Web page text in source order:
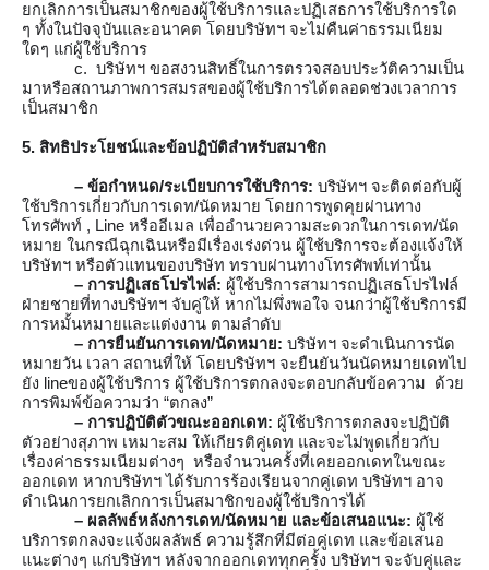
ยกเลิกการเป็นสมาชิกของผู้ใช้บริการและปฏิเสธการใช้บริการใด
ๆ ทั้งในปัจจุบันและอนาคต โดยบริษัทฯ จะไม่คืนค่าธรรมเนียม
ใดๆ แก่ผู้ใช้บริการ
c.  บริษัทฯ ขอสงวนสิทธิ์ในการตรวจสอบประวัติความเป็น
มาหรือสถานภาพการสมรสของผู้ใช้บริการได้ตลอดช่วงเวลาการ
เป็นสมาชิก
5. สิทธิประโยชน์และข้อปฏิบัติสำหรับสมาชิก
– ข้อกำหนด/ระเบียบการใช้บริการ: บริษัทฯ จะติดต่อกับผู้
ใช้บริการเกี่ยวกับการเดท/นัดหมาย โดยการพูดคุยผ่านทาง
โทรศัพท์ , Line หรืออีเมล เพื่ออำนวยความสะดวกในการเดท/นัด
หมาย ในกรณีฉุกเฉินหรือมีเรื่องเร่งด่วน ผู้ใช้บริการจะต้องแจ้งให้
บริษัทฯ หรือตัวแทนของบริษัท ทราบผ่านทางโทรศัพท์เท่านั้น
– การปฏิเสธโปรไฟล์: ผู้ใช้บริการสามารถปฏิเสธโปรไฟล์
ฝ่ายชายที่ทางบริษัทฯ จับคู่ให้ หากไม่พึ่งพอใจ จนกว่าผู้ใช้บริการมี
การหมั้นหมายและแต่งงาน ตามลำดับ
– การยืนยันการเดท/นัดหมาย: บริษัทฯ จะดำเนินการนัด
หมายวัน เวลา สถานที่ให้ โดยบริษัทฯ จะยืนยันวันนัดหมายเดทไป
ยัง lineของผู้ใช้บริการ ผู้ใช้บริการตกลงจะตอบกลับข้อความ  ด้วย
การพิมพ์ข้อความว่า “ตกลง”
– การปฏิบัติตัวขณะออกเดท: ผู้ใช้บริการตกลงจะปฏิบัติ
ตัวอย่างสุภาพ เหมาะสม ให้เกียรติคู่เดท และจะไม่พูดเกี่ยวกับ
เรื่องค่าธรรมเนียมต่างๆ  หรือจำนวนครั้งที่เคยออกเดทในขณะ
ออกเดท หากบริษัทฯ ได้รับการร้องเรียนจากคู่เดท บริษัทฯ อาจ
ดำเนินการยกเลิกการเป็นสมาชิกของผู้ใช้บริการได้
– ผลลัพธ์หลังการเดท/นัดหมาย และข้อเสนอแนะ: ผู้ใช้
บริการตกลงจะแจ้งผลลัพธ์ ความรู้สึกที่มีต่อคู่เดท และข้อเสนอ
แนะต่างๆ แก่บริษัทฯ หลังจากออกเดททุกครั้ง บริษัทฯ จะจับคู่และ